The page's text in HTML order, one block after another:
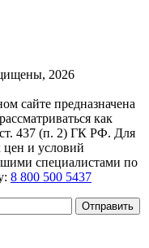
2026
сайте предназначена
как
ст. 437 (п. 2) ГК РФ. Для
цен и условий
специалистами по
8 800 500 5437